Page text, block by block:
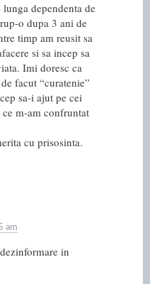
dependenta de
o dupa 3 ani de
timp am reusit sa
si sa incep sa
Imi doresc ca
facut “curatenie”
sa-i ajut pe cei
m-am confruntat
cu prisosinta.
am
in